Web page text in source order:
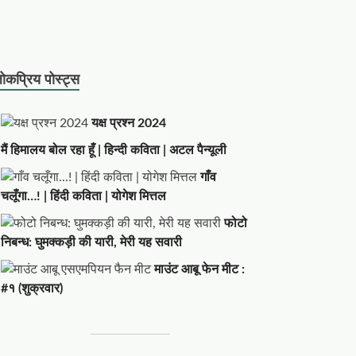
पोस्ट्स
यक्ष प्रश्न 2024
मैं हिमालय बोल रहा हूँ | हिन्दी कविता | अटल पैन्यूली
गाँव
चलूँगा…! | हिंदी कविता | योगेश मित्तल
फोटो
निबन्ध: घुमक्कड़ी की यारी, मेरी यह सवारी
माउंट आबू फेन मीट :
#१ (शुक्रवार)